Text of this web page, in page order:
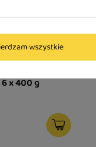
x 400 g
wszystkie